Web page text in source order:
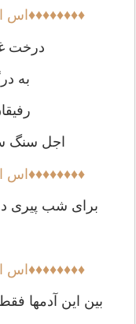
♦♦♦♦♦♦♦♦اس
درخت
به
اجل سنگ
♦♦♦♦♦♦♦♦اس
برای شب پیری
♦♦♦♦♦♦♦♦اس
بین این آدمها فقط